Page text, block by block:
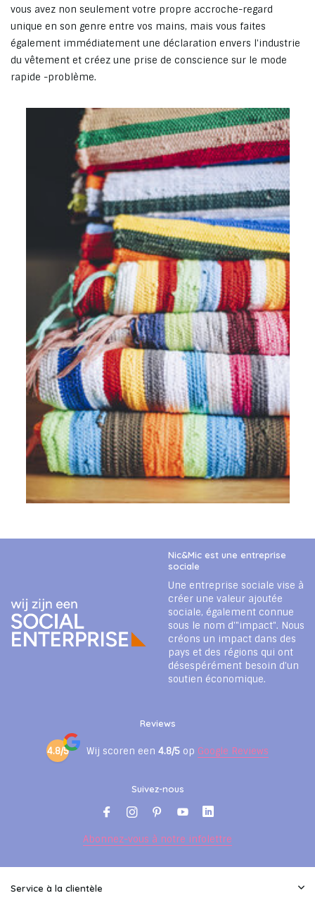
vous avez non seulement votre propre accroche-regard
unique en son genre entre vos mains, mais vous faites
également immédiatement une déclaration envers l'industrie
du vêtement et créez une prise de conscience sur le mode
rapide -problème.
Nic&Mic est une entreprise
sociale
Une entreprise sociale vise à
créer une valeur ajoutée
sociale, également connue
sous le nom d'"impact". Nous
créons un impact dans des
pays et des régions qui ont
désespérément besoin d'un
soutien économique.
Reviews
4.8/5 Wij scoren een 4.8/5 op Google Reviews
Suivez-nous
Abonnez-vous à notre infolettre
Service à la clientèle